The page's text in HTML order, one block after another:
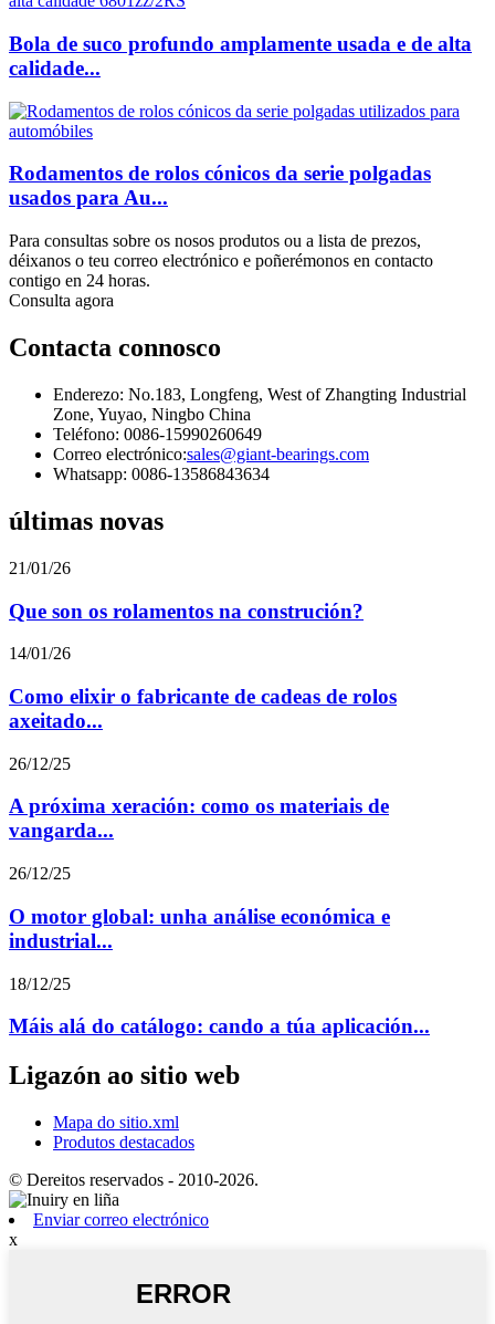
Bola de suco profundo amplamente usada e de alta
calidade...
Rodamentos de rolos cónicos da serie polgadas
usados ​​para Au...
Para consultas sobre os nosos produtos ou a lista de prezos,
déixanos o teu correo electrónico e poñerémonos en contacto
contigo en 24 horas.
Consulta agora
Contacta connosco
Enderezo: No.183, Longfeng, West of Zhangting Industrial
Zone, Yuyao, Ningbo China
Teléfono: 0086-15990260649
Correo electrónico:sales@giant-bearings.com
Whatsapp: 0086-13586843634
últimas novas
21/01/26
Que son os rolamentos na construción?
14/01/26
Como elixir o fabricante de cadeas de rolos
axeitado...
26/12/25
A próxima xeración: como os materiais de
vangarda...
26/12/25
O motor global: unha análise económica e
industrial...
18/12/25
Máis alá do catálogo: cando a túa aplicación...
Ligazón ao sitio web
Mapa do sitio.xml
Produtos destacados
© Dereitos reservados - 2010-2026.
Enviar correo electrónico
x